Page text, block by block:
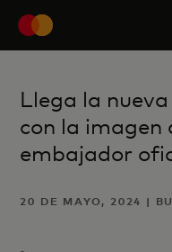
Llega la
con la imagen
embajador
20 DE MAYO, 2024 |